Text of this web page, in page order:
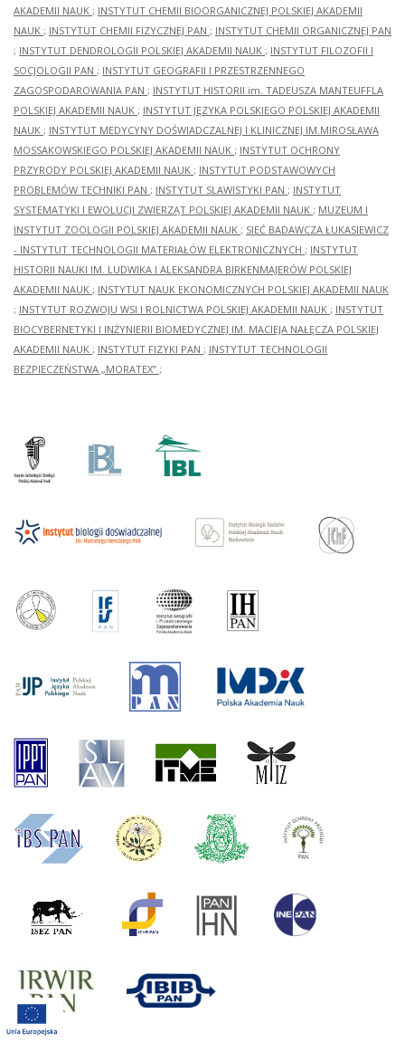
AKADEMII NAUK ; INSTYTUT CHEMII BIOORGANICZNEJ POLSKIEJ AKADEMII
NAUK ; INSTYTUT CHEMII FIZYCZNEJ PAN ; INSTYTUT CHEMII ORGANICZNEJ PAN
; INSTYTUT DENDROLOGII POLSKIEJ AKADEMII NAUK ; INSTYTUT FILOZOFII I
SOCJOLOGII PAN ; INSTYTUT GEOGRAFII I PRZESTRZENNEGO
ZAGOSPODAROWANIA PAN ; INSTYTUT HISTORII im. TADEUSZA MANTEUFFLA
POLSKIEJ AKADEMII NAUK ; INSTYTUT JĘZYKA POLSKIEGO POLSKIEJ AKADEMII
NAUK ; INSTYTUT MEDYCYNY DOŚWIADCZALNEJ I KLINICZNEJ IM.MIROSŁAWA
MOSSAKOWSKIEGO POLSKIEJ AKADEMII NAUK ; INSTYTUT OCHRONY
PRZYRODY POLSKIEJ AKADEMII NAUK ; INSTYTUT PODSTAWOWYCH
PROBLEMÓW TECHNIKI PAN ; INSTYTUT SLAWISTYKI PAN ; INSTYTUT
SYSTEMATYKI I EWOLUCJI ZWIERZĄT POLSKIEJ AKADEMII NAUK ; MUZEUM I
INSTYTUT ZOOLOGII POLSKIEJ AKADEMII NAUK ; SIEĆ BADAWCZA ŁUKASIEWICZ
- INSTYTUT TECHNOLOGII MATERIAŁÓW ELEKTRONICZNYCH ; INSTYTUT
HISTORII NAUKI IM. LUDWIKA I ALEKSANDRA BIRKENMAJERÓW POLSKIEJ
AKADEMII NAUK ; INSTYTUT NAUK EKONOMICZNYCH POLSKIEJ AKADEMII NAUK
; INSTYTUT ROZWOJU WSI I ROLNICTWA POLSKIEJ AKADEMII NAUK ; INSTYTUT
BIOCYBERNETYKI I INŻYNIERII BIOMEDYCZNEJ IM. MACIEJA NAŁĘCZA POLSKIEJ
AKADEMII NAUK ; INSTYTUT FIZYKI PAN ; INSTYTUT TECHNOLOGII
BEZPIECZEŃSTWA „MORATEX” ;